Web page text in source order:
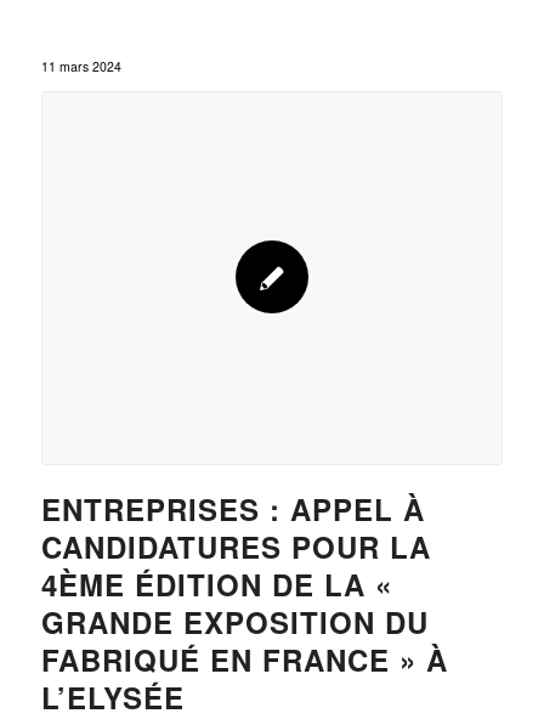
11 mars 2024
ENTREPRISES : APPEL À
CANDIDATURES POUR LA
4ÈME ÉDITION DE LA «
GRANDE EXPOSITION DU
FABRIQUÉ EN FRANCE » À
L’ELYSÉE